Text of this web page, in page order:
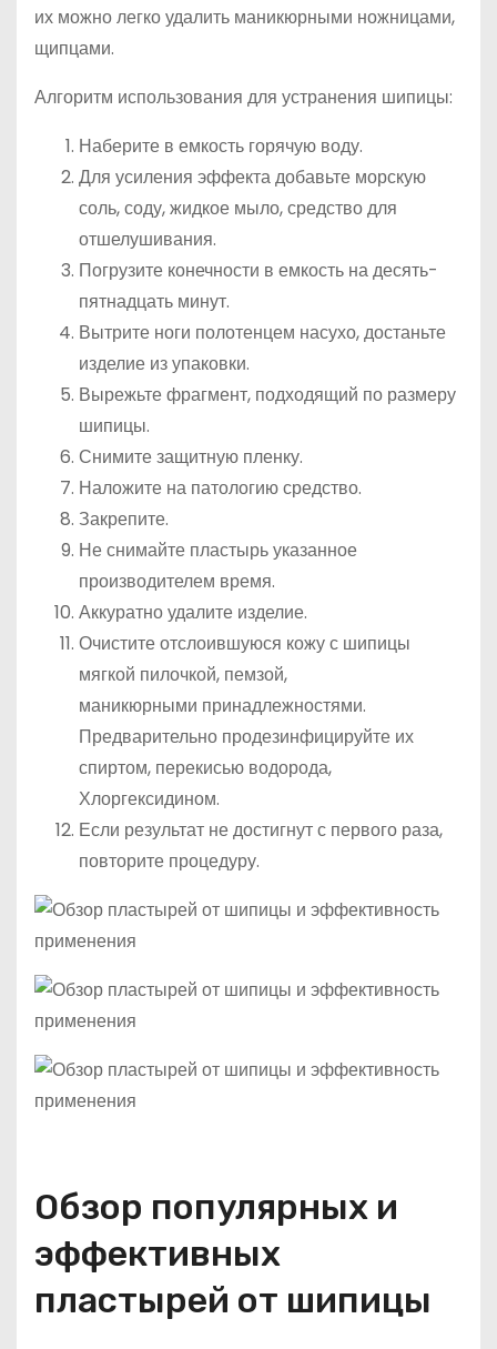
их можно легко удалить маникюрными ножницами,
щипцами.
Алгоритм использования для устранения шипицы:
Наберите в емкость горячую воду.
Для усиления эффекта добавьте морскую
соль, соду, жидкое мыло, средство для
отшелушивания.
Погрузите конечности в емкость на десять-
пятнадцать минут.
Вытрите ноги полотенцем насухо, достаньте
изделие из упаковки.
Вырежьте фрагмент, подходящий по размеру
шипицы.
Снимите защитную пленку.
Наложите на патологию средство.
Закрепите.
Не снимайте пластырь указанное
производителем время.
Аккуратно удалите изделие.
Очистите отслоившуюся кожу с шипицы
мягкой пилочкой, пемзой,
маникюрными принадлежностями.
Предварительно продезинфицируйте их
спиртом, перекисью водорода,
Хлоргексидином.
Если результат не достигнут с первого раза,
повторите процедуру.
Обзор популярных и
эффективных
пластырей от шипицы